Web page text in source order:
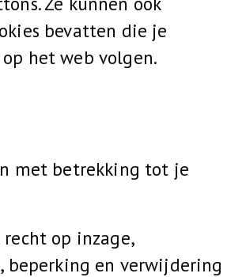
bevatten die je
het web volgen.
met betrekking tot je
op inzage,
beperking en verwijdering